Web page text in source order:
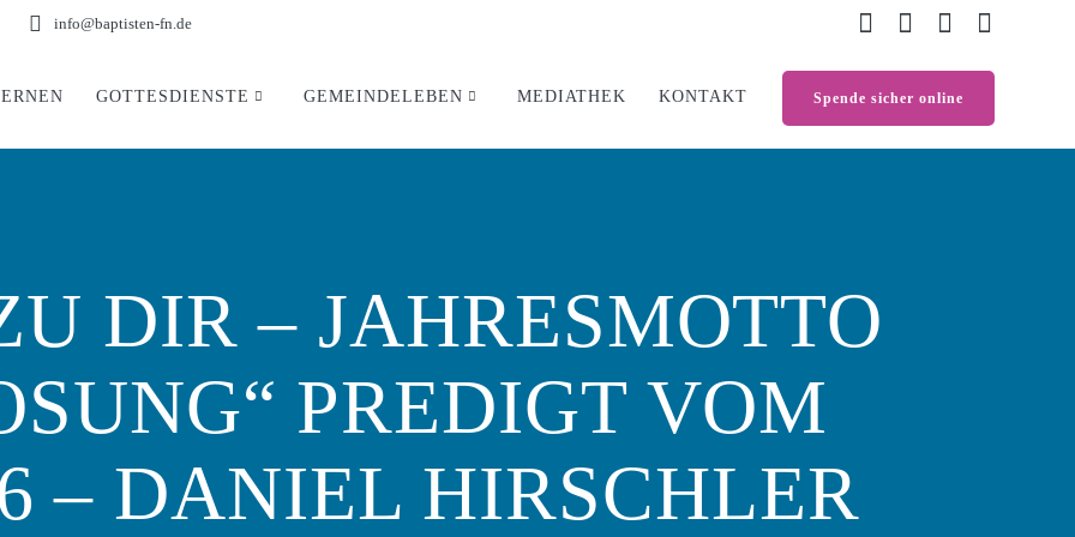
info@baptisten-fn.de
GOTTESDIENSTE GEMEINDELEBEN MEDIATHEK KONTAKT Spende sicher online
DIR – JAHRESMOTTO
PREDIGT VOM
– DANIEL HIRSCHLER